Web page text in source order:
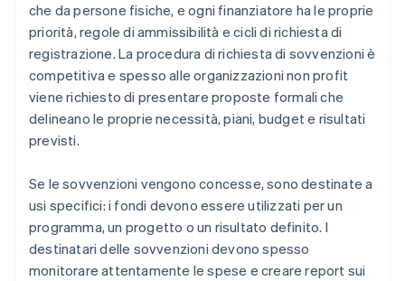
che da persone fisiche, e ogni finanziatore ha le proprie
priorità, regole di ammissibilità e cicli di richiesta di
registrazione. La procedura di richiesta di sovvenzioni è
competitiva e spesso alle organizzazioni non profit
viene richiesto di presentare proposte formali che
delineano le proprie necessità, piani, budget e risultati
previsti.
Se le sovvenzioni vengono concesse, sono destinate a
usi specifici: i fondi devono essere utilizzati per un
programma, un progetto o un risultato definito. I
destinatari delle sovvenzioni devono spesso
monitorare attentamente le spese e creare report sui